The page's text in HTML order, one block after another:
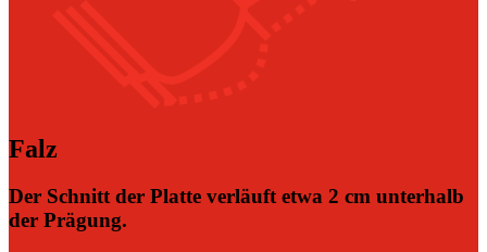
Falz
Der Schnitt der Platte verläuft etwa 2 cm unterhalb
der Prägung.